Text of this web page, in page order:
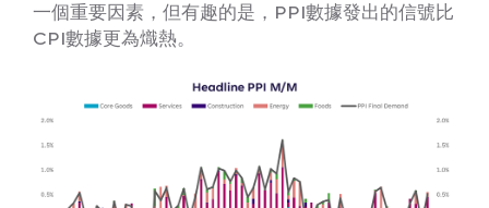
一個重要因素，但有趣的是，PPI數據發出的信號比
CPI數據更為熾熱。